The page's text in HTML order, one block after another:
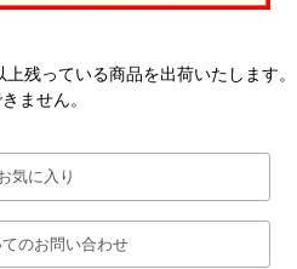
残っている商品を出荷いたします。
ません。
気に入り
のお問い合わせ